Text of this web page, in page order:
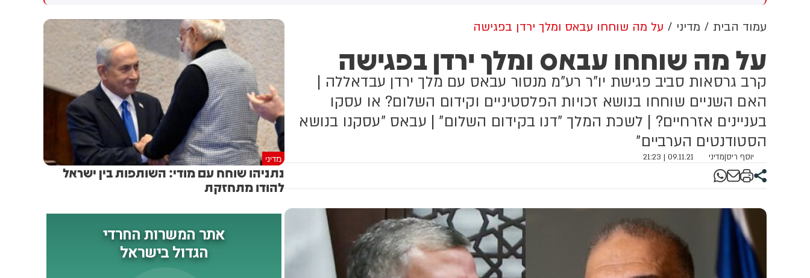
הייתה אומללה, אבל
לחשוב, לקחתי את האינטרס
הפוליטי שלי - וזרקתי אותו
הצידה. עוד אמר ארדן שהוצע לו
להיות יו"ר התעשייה האווירית -
אך שר הביטחון כ"ץ סיכל את
המינוי משיקולים פוליטיים. "צריך
לבדוק אם העובדה ששנתיים לא
היה יו"ר לתעשייה האווירית
פגעה בהגנה", הוסיף בנושא
עמוד הבית מדיני על מה שוחחו עבאס ומלך ירדן בפגישה
על מה שוחחו עבאס ומלך ירדן בפגישה
קרב גרסאות סביב פגישת יו"ר רע"מ מנסור עבאס עם מלך ירדן עבדאללה |
האם השניים שוחחו בנושא זכויות הפלסטיניים וקידום השלום? או עסקו
בעניינים אזרחיים? | לשכת המלך "דנו בקידום השלום" | עבאס "עסקנו בנושא
הסטודנטים הערביים"
יוסף ריס|מדיני 09.11.21 | 21:23 מדיני
נתניהו שוחח עם מודי: השותפות בין ישראל
להודו מתחזקת